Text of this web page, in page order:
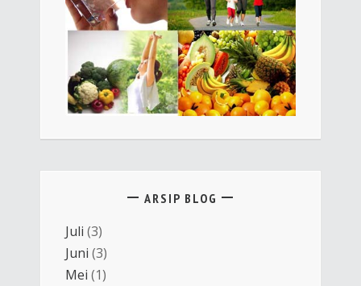
ARSIP BLOG
Juli (3)
Juni (3)
Mei (1)